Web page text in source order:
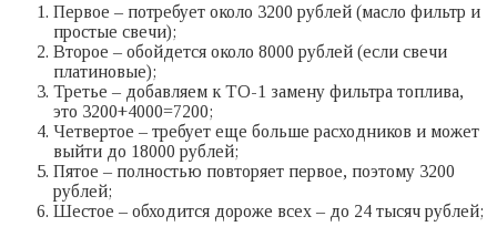
Первое – потребует около 3200 рублей (масло фильтр и
простые свечи);
Второе – обойдется около 8000 рублей (если свечи
платиновые);
Третье – добавляем к ТО-1 замену фильтра топлива,
это 3200+4000=7200;
Четвертое – требует еще больше расходников и может
выйти до 18000 рублей;
Пятое – полностью повторяет первое, поэтому 3200
рублей;
Шестое – обходится дороже всех – до 24 тысяч рублей;